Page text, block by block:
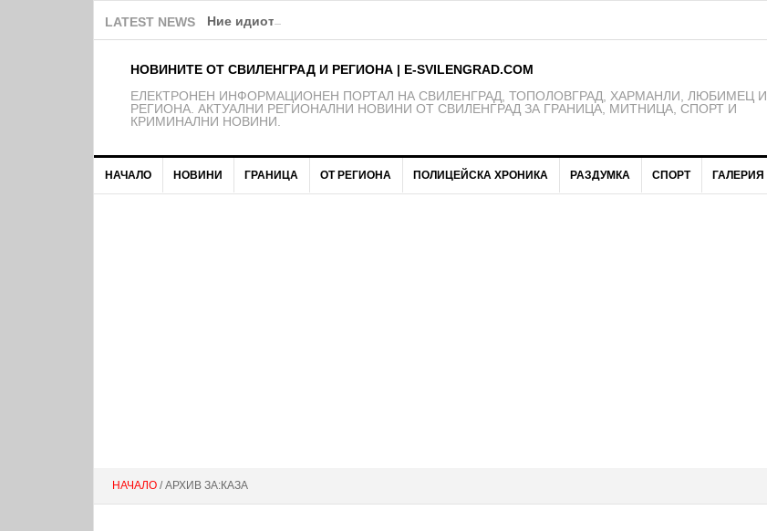
LATEST NEWS Ние идиоти ли сме?!
НОВИНИТЕ ОТ СВИЛЕНГРАД И РЕГИОНА | E-SVILENGRAD.COM
EЛЕКТРОНЕН ИНФОРМАЦИОНЕН ПОРТАЛ НА СВИЛЕНГРАД, ТОПОЛОВГРАД, ХАРМАНЛИ, ЛЮБИМЕЦ И
РЕГИОНА. АКТУАЛНИ РЕГИОНАЛНИ НОВИНИ ОТ СВИЛЕНГРАД ЗА ГРАНИЦА, МИТНИЦА, СПОРТ И
КРИМИНАЛНИ НОВИНИ.
НАЧАЛО НОВИНИ ГРАНИЦА ОТ РЕГИОНА ПОЛИЦЕЙСКА ХРОНИКА РАЗДУМКА СПОРТ ГАЛЕРИЯ
НАЧАЛО / АРХИВ ЗА:КАЗА